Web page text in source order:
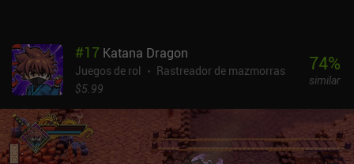
#17 Katana Dragon
Juegos de rol
Rastreador de mazmorras
$5.99
74%
similar